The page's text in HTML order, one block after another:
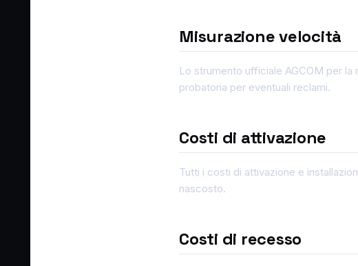
Misurazione velocità
Lo strumento ufficiale AGCOM per la
probatoria per eventuali reclami.
Costi di attivazione
Tutti i costi di attivazione e
nascosto.
Costi di recesso